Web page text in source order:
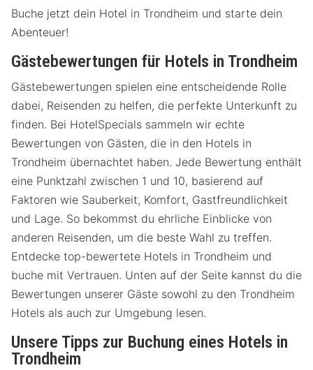
Buche jetzt dein Hotel in Trondheim und starte dein
Abenteuer!
Gästebewertungen für Hotels in Trondheim
Gästebewertungen spielen eine entscheidende Rolle
dabei, Reisenden zu helfen, die perfekte Unterkunft zu
finden. Bei HotelSpecials sammeln wir echte
Bewertungen von Gästen, die in den Hotels in
Trondheim übernachtet haben. Jede Bewertung enthält
eine Punktzahl zwischen 1 und 10, basierend auf
Faktoren wie Sauberkeit, Komfort, Gastfreundlichkeit
und Lage. So bekommst du ehrliche Einblicke von
anderen Reisenden, um die beste Wahl zu treffen.
Entdecke top-bewertete Hotels in Trondheim und
buche mit Vertrauen. Unten auf der Seite kannst du die
Bewertungen unserer Gäste sowohl zu den Trondheim
Hotels als auch zur Umgebung lesen.
Unsere Tipps zur Buchung eines Hotels in
Trondheim